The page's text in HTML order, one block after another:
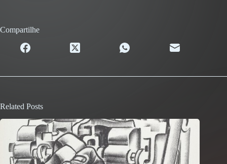
Compartilhe
Related Posts